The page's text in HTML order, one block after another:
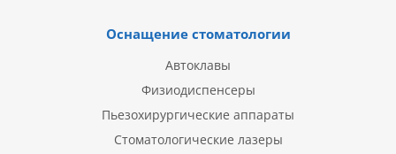
Оснащение стоматологии
Автоклавы
Физиодиспенсеры
Пьезохирургические аппараты
Стоматологические лазеры